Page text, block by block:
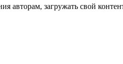
авторам, загружать свой